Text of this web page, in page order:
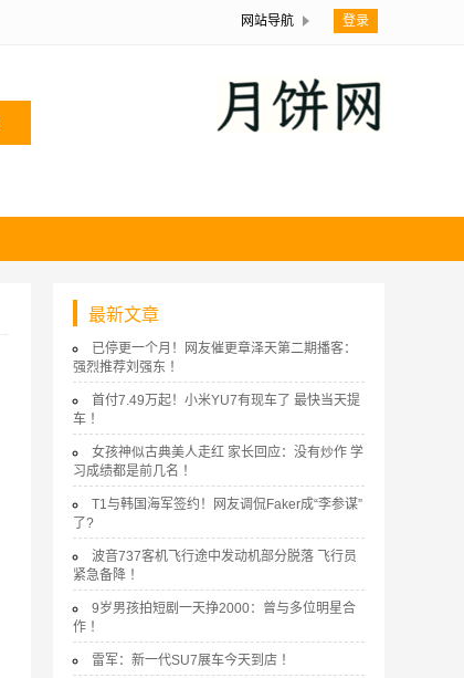
网站导航 登录
最新文章
已停更一个月！网友催更章泽天第二期播客：
强烈推荐刘强东 ！
首付7.49万起！小米YU7有现车了 最快当天提
车 ！
女孩神似古典美人走红 家长回应：没有炒作 学
习成绩都是前几名 ！
T1与韩国海军签约！网友调侃Faker成“李参谋”
了?
波音737客机飞行途中发动机部分脱落 飞行员
紧急备降 ！
9岁男孩拍短剧一天挣2000：曾与多位明星合
作 ！
雷军：新一代SU7展车今天到店 ！